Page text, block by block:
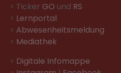
> Ticker GO und RS
> Lernportal
> Abwesenheitsmeldung
> Mediathek
> Digitale Infomappe